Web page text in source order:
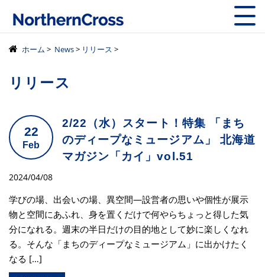
株式会社ノーザン
ホーム > News> リリース >
リリース
22
Feb
2/22（水）スタート！特集 「まち
のディープなミュージアム」 北海道
マガジン「カイ」vol.51
2024/04/08
学びの場、出会いの場、異空間―設営者の思いや個性が展示
物と空間にあふれ、身を置くだけで何やらちょっと得した気
分になれる。週末の半日だけの目的地として妙に楽しくなれ
る。そんな「まちのディープなミュージアム」に出かけたく
なる […]